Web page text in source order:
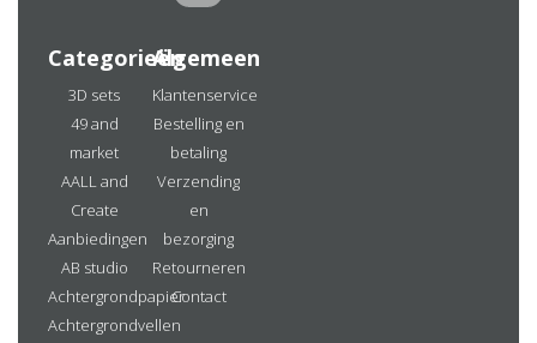
Categorieën
3D sets
49 and
market
AALL and
Create
Aanbiedingen
AB studio
Achtergrondpapier
Achtergrondvellen
Algemeen
Klantenservice
Bestelling en
betaling
Verzending
en
bezorging
Retourneren
Contact